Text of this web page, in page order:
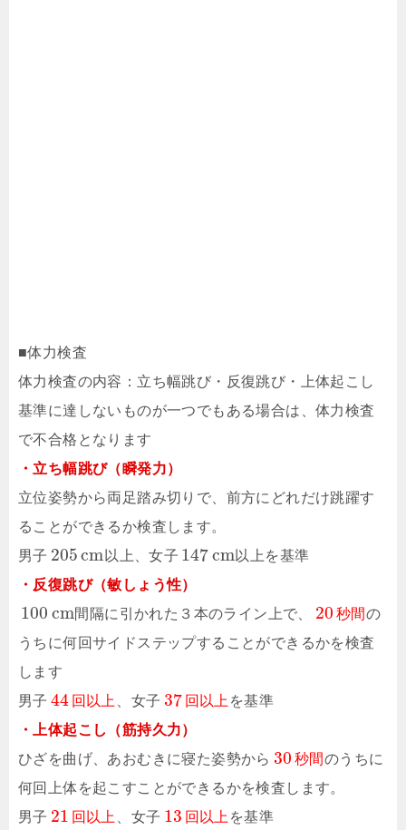
■体力検査
体力検査の内容：立ち幅跳び・反復跳び・上体起こし
基準に達しないものが一つでもある場合は、体力検査
で不合格となります
・立ち幅跳び（瞬発力）
立位姿勢から両足踏み切りで、前方にどれだけ跳躍す
ることができるか検査します。
男子 205cm 以上、女子 147cm以上を基準
・反復跳び（敏しょう性）
100 cm間隔に引かれた３本のライン上で、 20 秒間の
うちに何回サイドステップすることができるかを検査
します
男子 44 回 以 上 、女子 37 回 以 上 を基準
・上体起こし（筋持久力）
ひざを曲げ、あおむきに寝た姿勢から 30 秒間のうちに
何回上体を起こすことができるかを検査します。
男子 21 回 以 上 、女子 13 回 以 上 を基準